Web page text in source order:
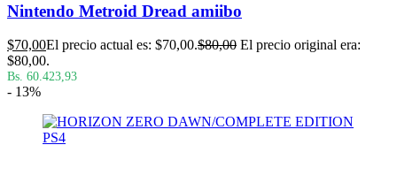
Nintendo Metroid Dread amiibo
$70,00El precio actual es: $70,00.$80,00 El precio original era:
$80,00.
Bs. 60.423,93
- 13%